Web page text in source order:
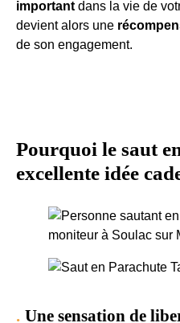
importantdans la vie de
devient alors une
de son engagement.
Pourquoi le saut
excellente idée
Une sensation de